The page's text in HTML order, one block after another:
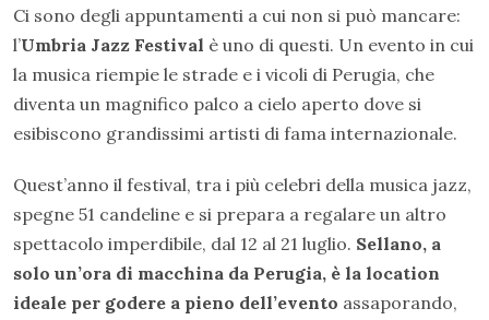
Ci sono degli appuntamenti a cui non si può mancare:
l’Umbria Jazz Festival è uno di questi. Un evento in cui
la musica riempie le strade e i vicoli di Perugia, che
diventa un magnifico palco a cielo aperto dove si
esibiscono grandissimi artisti di fama internazionale.
Quest’anno il festival, tra i più celebri della musica jazz,
spegne 51 candeline e si prepara a regalare un altro
spettacolo imperdibile, dal 12 al 21 luglio. Sellano, a
solo un’ora di macchina da Perugia, è la location
ideale per godere a pieno dell’evento assaporando,